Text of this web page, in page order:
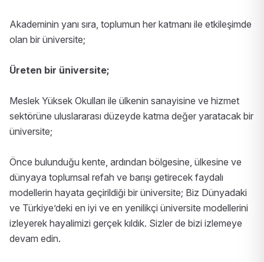
Akademinin yanı sıra, toplumun her katmanı ile etkileşimde
olan bir üniversite;
Üreten bir üniversite;
Meslek Yüksek Okulları ile ülkenin sanayisine ve hizmet
sektörüne uluslararası düzeyde katma değer yaratacak bir
üniversite;
Önce bulunduğu kente, ardından bölgesine, ülkesine ve
dünyaya toplumsal refah ve barışı getirecek faydalı
modellerin hayata geçirildiği bir üniversite; Biz Dünyadaki
ve Türkiye’deki en iyi ve en yenilikçi üniversite modellerini
izleyerek hayalimizi gerçek kıldık. Sizler de bizi izlemeye
devam edin.